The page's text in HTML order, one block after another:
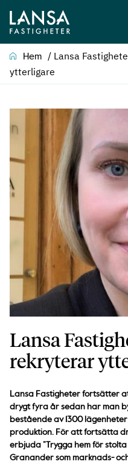
Hem / Lansa
ytterligare
Lansa
rekryterar
Lansa Fastigheter fortsätter
drygt fyra år sedan har man
bestående av 1300
produktion. För att fortsätta
erbjuda ”Trygga hem för
Granander som marknads-